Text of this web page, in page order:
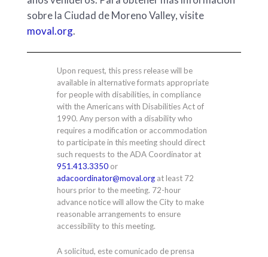
sobre la Ciudad de Moreno Valley, visite
moval.org.
Upon request, this press release will be
available in alternative formats appropriate
for people with disabilities, in compliance
with the Americans with Disabilities Act of
1990. Any person with a disability who
requires a modification or accommodation
to participate in this meeting should direct
such requests to the ADA Coordinator at
951.413.3350 or
adacoordinator@moval.org at least 72
hours prior to the meeting. 72-hour
advance notice will allow the City to make
reasonable arrangements to ensure
accessibility to this meeting.
A solicitud, este comunicado de prensa